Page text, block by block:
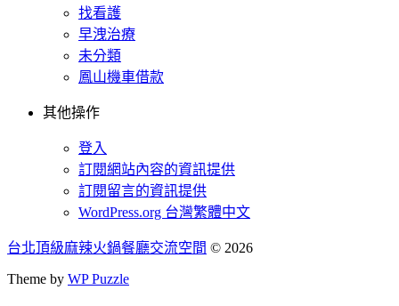
找看護
早洩治療
未分類
鳳山機車借款
其他操作
登入
訂閱網站內容的資訊提供
訂閱留言的資訊提供
WordPress.org 台灣繁體中文
台北頂級麻辣火鍋餐廳交流空間 © 2026
Theme by WP Puzzle